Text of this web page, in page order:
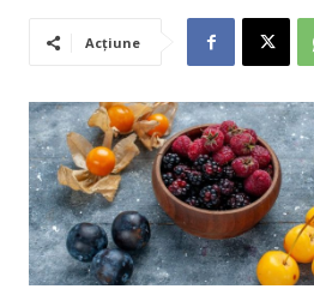
Acțiune